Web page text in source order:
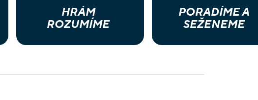
HRÁM
ROZUMÍME
PORADÍME A
SEŽENEME